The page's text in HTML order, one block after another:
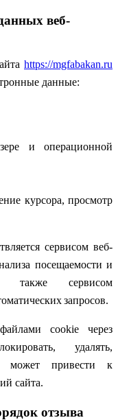
веб-
https://mgfabakan.ru
данные:
и операционной
курсора, просмотр
сервисом веб-
посещаемости и
также сервисом
запросов.
cookie через
удалять,
может привести к
сайта.
отзыва